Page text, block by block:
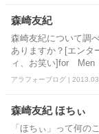
森崎友紀
森崎友紀について調
ありますか？[エンタ
ィ、お笑い]for Men
アラフォーブログ |
森崎友紀 ほちぃ
「ほちぃ」って何の